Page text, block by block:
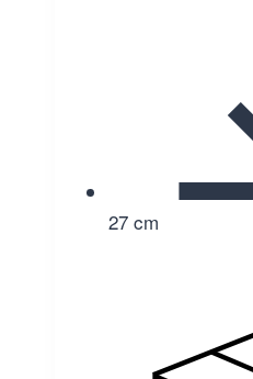
27 cm